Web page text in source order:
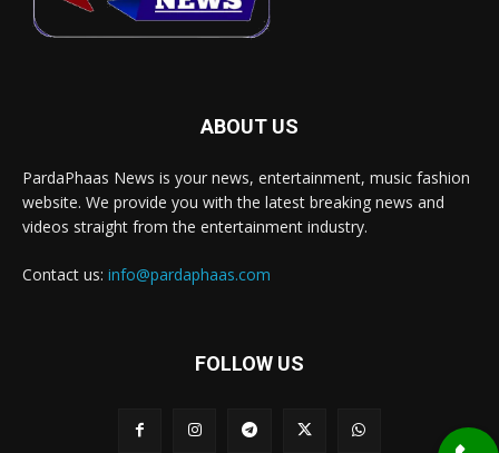
ABOUT US
PardaPhaas News is your news, entertainment, music fashion
website. We provide you with the latest breaking news and
videos straight from the entertainment industry.
Contact us: info@pardaphaas.com
FOLLOW US